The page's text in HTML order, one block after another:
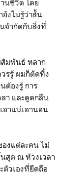
นชีวิต โดย
ยังไม่รู้ว่าสั้น
จำกัดกับสิ่งที่
มพันธ์ หลาก
รรู้ ผมก็ตัดทิ้ง
ต้องรู้ การ
า และดูดกลืน
อาแน่เอานอน
งแต่ละคน ไม่
สุด ณ ห้วงเวลา
ตัวเองที่ยึดถือ